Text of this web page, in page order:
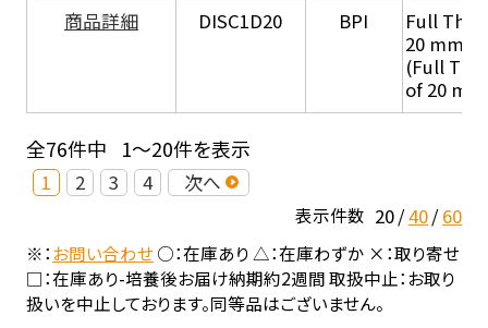
商品詳細
DISC1D20 BPI
Full
20 mm
(Full
of 20
全76件中 1～20件を表示
1 2 3 4 次へ
表示件数 20 40 60
※：お問い合わせ○：在庫あり △：在庫わずか ×：取り寄せ
□：在庫あり-培養後お届け納期約2週間 取扱中止：お取り
扱いを中止しております。同等品はございません。